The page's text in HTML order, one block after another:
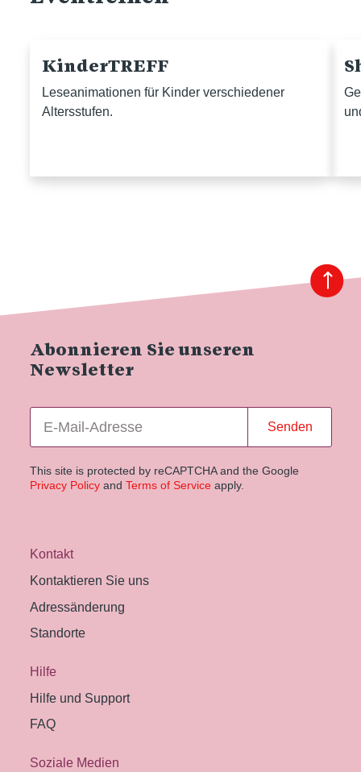
KinderTREFF
Leseanimationen für Kinder verschiedener
Altersstufen.
Abonnieren Sie unseren
Newsletter
Senden
This site is protected by reCAPTCHA and the Google
Privacy Policyand Terms of Service apply.
Kontakt
Kontaktieren Sie uns
Adressänderung
Standorte
Hilfe
Hilfe und Support
FAQ
Soziale Medien